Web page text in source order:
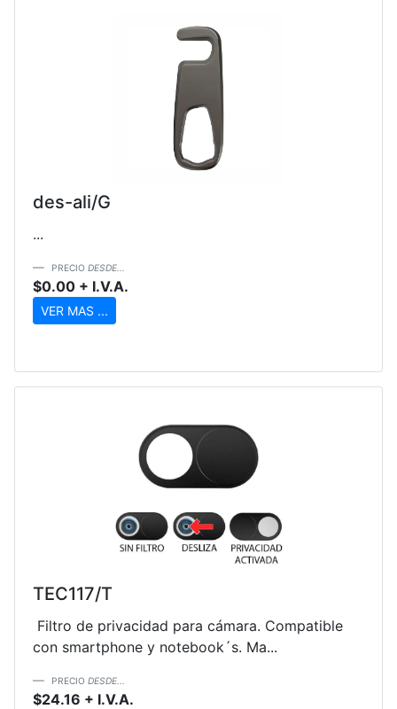
des-ali/G
...
PRECIO DESDE...
$0.00 + I.V.A.
VER MAS ...
TEC117/T
Filtro de privacidad para cámara. Compatible
con smartphone y notebook´s. Ma...
PRECIO DESDE...
$24.16 + I.V.A.